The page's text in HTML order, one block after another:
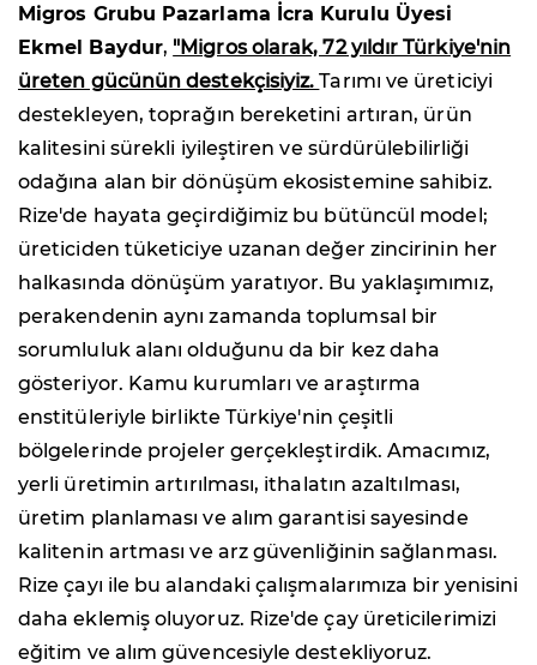
Migros Grubu Pazarlama İcra Kurulu Üyesi
Ekmel Baydur, "Migros olarak, 72 yıldır Türkiye'nin
üreten gücünün destekçisiyiz.Tarımı ve üreticiyi
destekleyen, toprağın bereketini artıran, ürün
kalitesini sürekli iyileştiren ve sürdürülebilirliği
odağına alan bir dönüşüm ekosistemine sahibiz.
Rize'de hayata geçirdiğimiz bu bütüncül model;
üreticiden tüketiciye uzanan değer zincirinin her
halkasında dönüşüm yaratıyor. Bu yaklaşımımız,
perakendenin aynı zamanda toplumsal bir
sorumluluk alanı olduğunu da bir kez daha
gösteriyor. Kamu kurumları ve araştırma
enstitüleriyle birlikte Türkiye'nin çeşitli
bölgelerinde projeler gerçekleştirdik. Amacımız,
yerli üretimin artırılması, ithalatın azaltılması,
üretim planlaması ve alım garantisi sayesinde
kalitenin artması ve arz güvenliğinin sağlanması.
Rize çayı ile bu alandaki çalışmalarımıza bir yenisini
daha eklemiş oluyoruz. Rize'de çay üreticilerimizi
eğitim ve alım güvencesiyle destekliyoruz.